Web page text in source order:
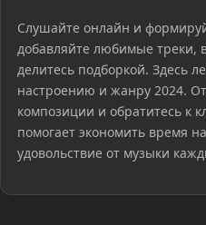
Слушайте онлайн и
добавляйте любимые треки,
делитесь подборкой. Здесь
настроению и жанру 2024.
композиции и обратитесь к
помогает экономить время
удовольствие от музыки